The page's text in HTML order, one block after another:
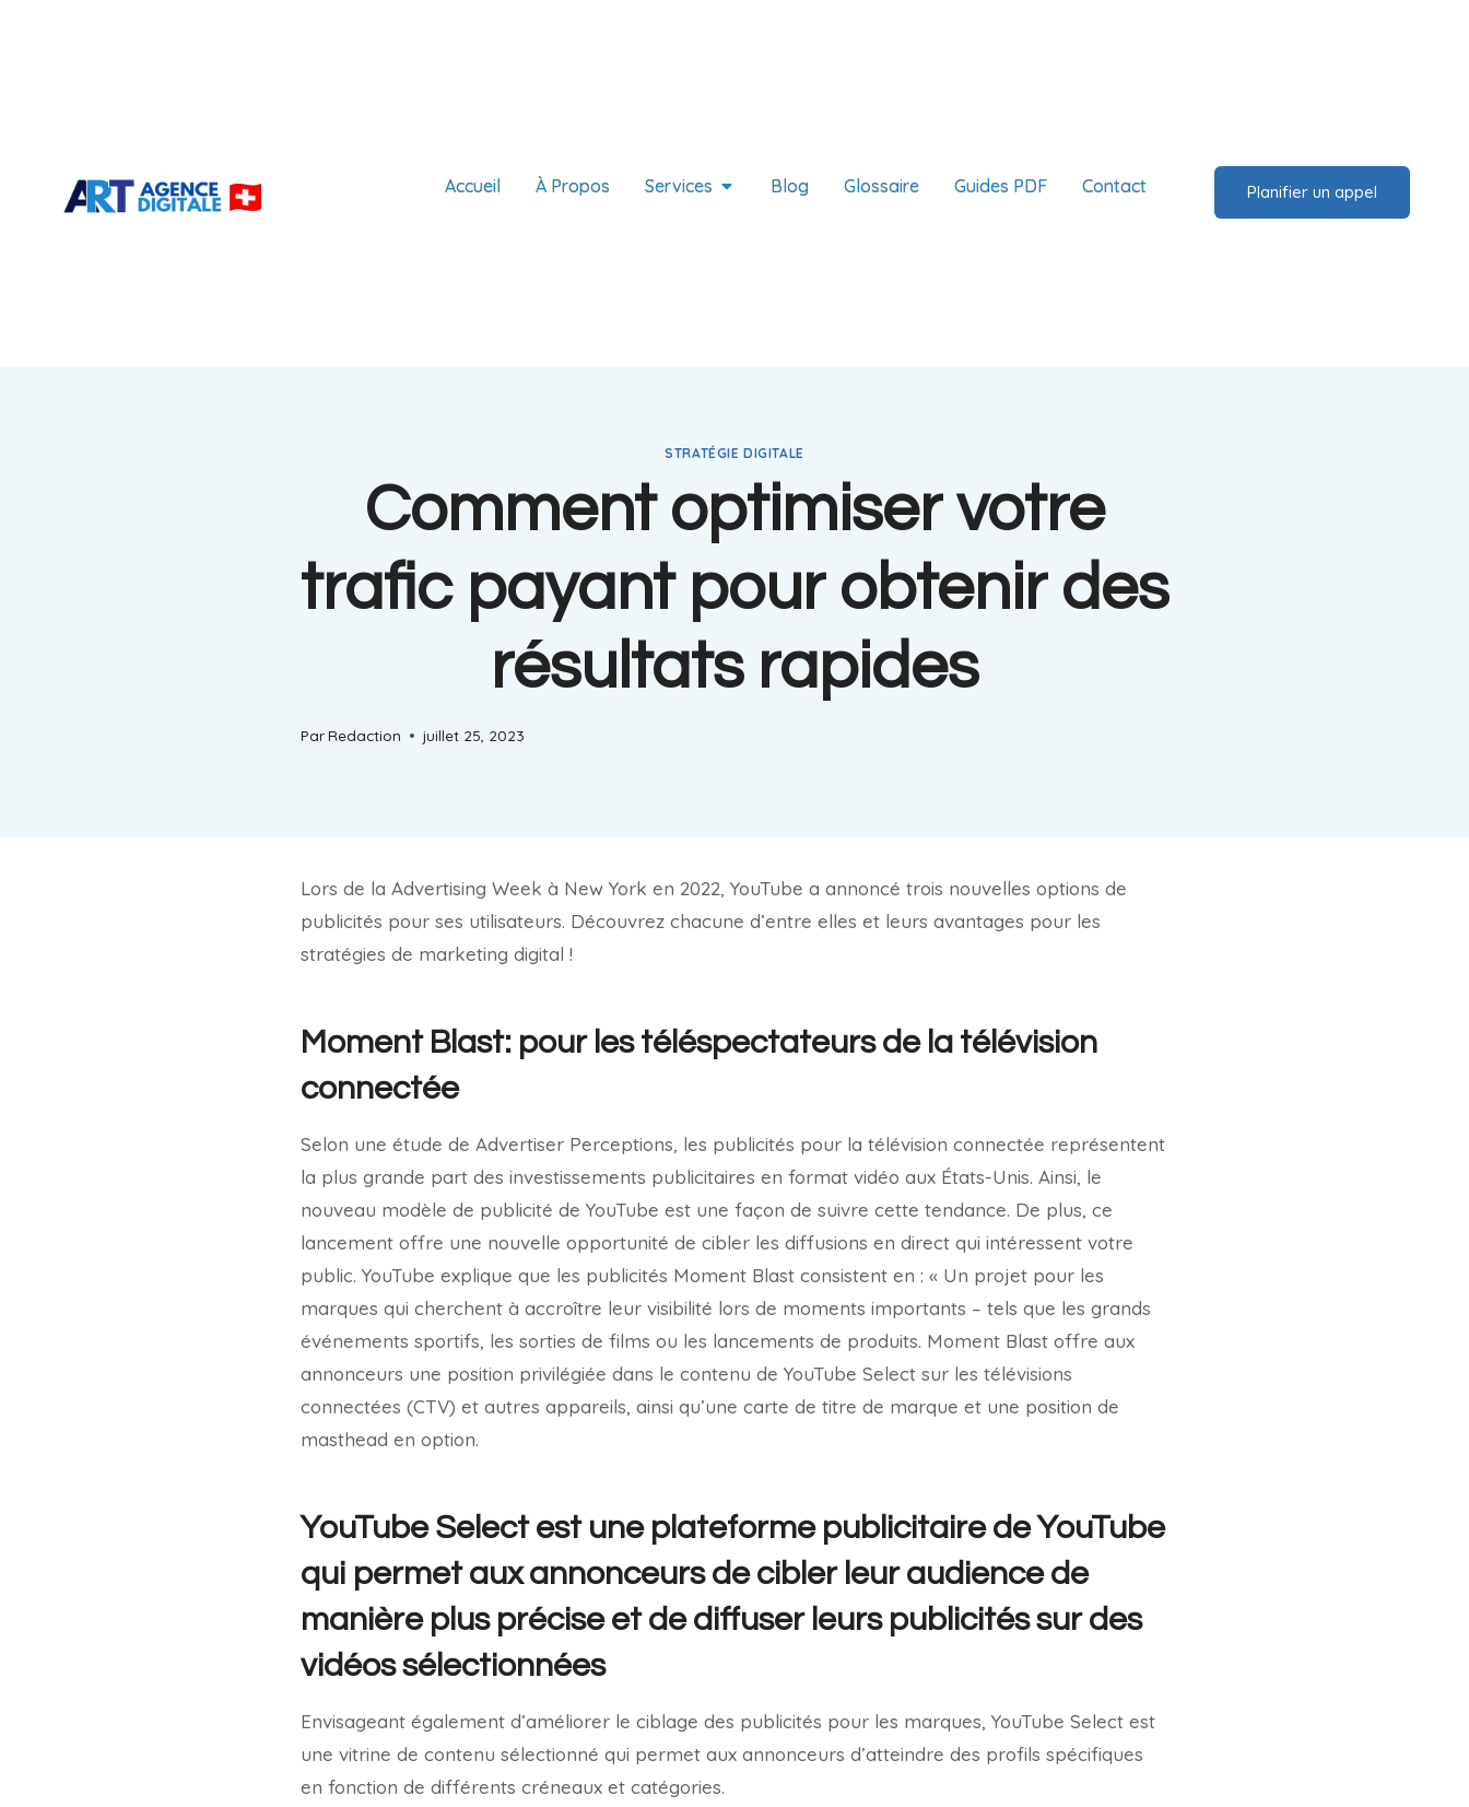
Accueil À Propos Services Blog Glossaire Guides PDF Contact Planifier un appel
STRATÉGIE DIGITALE
Comment optimiser votre
trafic payant pour obtenir des
résultats rapides
ParRedaction juillet 25, 2023
Lors de la Advertising Week à New York en 2022, YouTube a annoncé trois nouvelles options de
publicités pour ses utilisateurs. Découvrez chacune d’entre elles et leurs avantages pour les
stratégies de marketing digital !
Moment Blast: pour les téléspectateurs de la télévision
connectée
Selon une étude de Advertiser Perceptions, les publicités pour la télévision connectée représentent
la plus grande part des investissements publicitaires en format vidéo aux États-Unis. Ainsi, le
nouveau modèle de publicité de YouTube est une façon de suivre cette tendance. De plus, ce
lancement offre une nouvelle opportunité de cibler les diffusions en direct qui intéressent votre
public. YouTube explique que les publicités Moment Blast consistent en : « Un projet pour les
marques qui cherchent à accroître leur visibilité lors de moments importants – tels que les grands
événements sportifs, les sorties de films ou les lancements de produits. Moment Blast offre aux
annonceurs une position privilégiée dans le contenu de YouTube Select sur les télévisions
connectées (CTV) et autres appareils, ainsi qu’une carte de titre de marque et une position de
masthead en option.
YouTube Select est une plateforme publicitaire de YouTube
qui permet aux annonceurs de cibler leur audience de
manière plus précise et de diffuser leurs publicités sur des
vidéos sélectionnées
Envisageant également d’améliorer le ciblage des publicités pour les marques, YouTube Select est
une vitrine de contenu sélectionné qui permet aux annonceurs d’atteindre des profils spécifiques
en fonction de différents créneaux et catégories.